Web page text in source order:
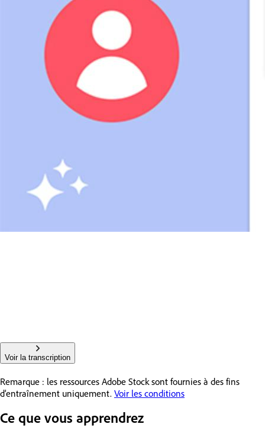
Voir la transcription
Remarque : les ressources Adobe Stock sont fournies à des fins
d’entraînement uniquement. Voir les conditions
Ce que vous apprendrez